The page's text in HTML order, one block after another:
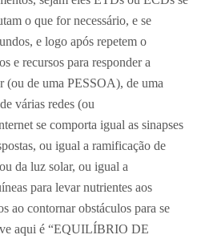
o que for necessário, e se
e logo após repetem o
e recursos para responder a
(ou de uma PESSOA), de uma
várias redes (ou
se comporta igual as sinapses
ou igual a ramificação de
da luz solar, ou igual a
para levar nutrientes aos
ao contornar obstáculos para se
aqui é “EQUILÍBRIO DE